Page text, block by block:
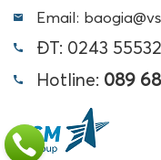
Email:
ĐT: 0243
Hotline: 089